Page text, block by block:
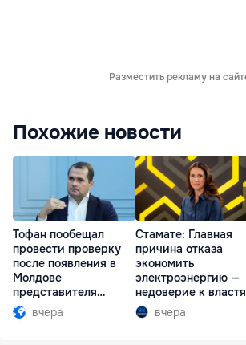
Разместить рекламу на
Похожие новости
Тофан пообещал
провести проверку
после появления в
Молдове
представителя
Южной Осетии
вчера
Стамате: Главная
причина отказа
экономить
электроэнергию —
недоверие к
вчера